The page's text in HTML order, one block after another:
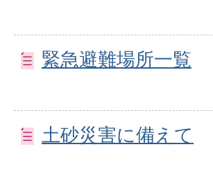
緊急避難場所一覧
土砂災害に備えて